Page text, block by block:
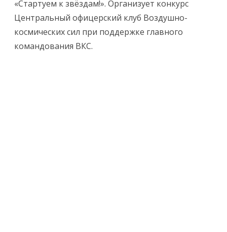
«Стартуем к звёздам!». Организует конкурс
Центральный офицерский клуб Воздушно-
космических сил при поддержке главного
командования ВКС.